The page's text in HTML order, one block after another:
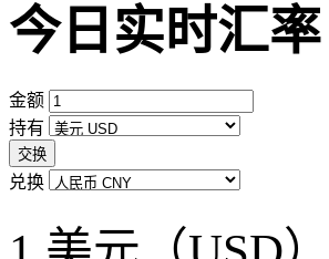
今日实时汇率
金额
持有
交换
兑换